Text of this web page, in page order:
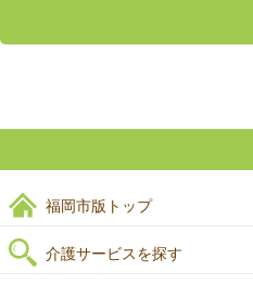
福岡市版トップ
介護サービスを探す